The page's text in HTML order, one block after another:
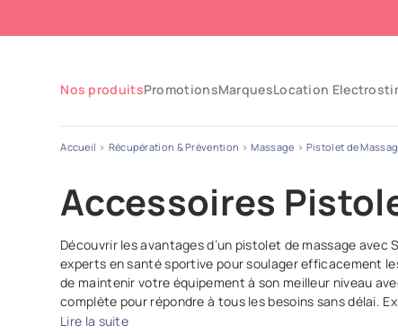
Nos produitsPromotionsMarquesLocation
Accueil Récupération & Prévention Massage Pistolet de
Accessoires
Découvrir les avantages d’un pistolet de massage
experts en santé sportive pour soulager efficacement
de maintenir votre équipement à son meilleur niveau
complète pour répondre à tous les besoins sans délai.
Lire la suite